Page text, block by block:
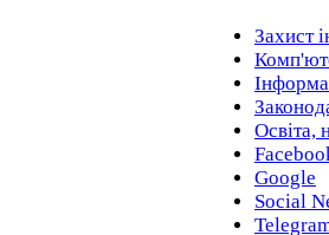
Захист
Освіта,
Google
Social